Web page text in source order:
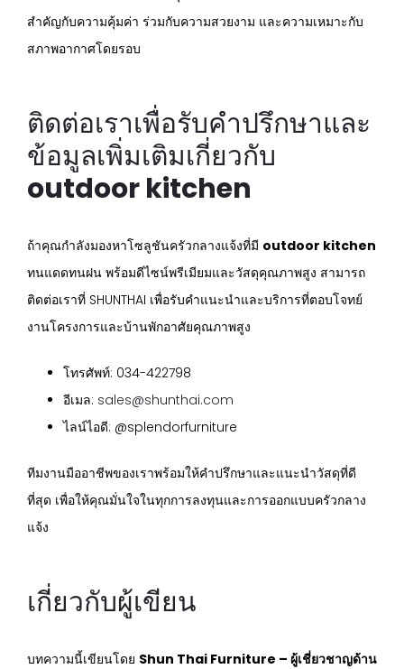
สำคัญกับความคุ้มค่า ร่วมกับความสวยงาม และความเหมาะกับ
สภาพอากาศโดยรอบ
ติดต่อเราเพื่อรับคำปรึกษาและ
ข้อมูลเพิ่มเติมเกี่ยวกับ
outdoor kitchen
ถ้าคุณกำลังมองหาโซลูชันครัวกลางแจ้งที่มี outdoor kitchen
ทนแดดทนฝน พร้อมดีไซน์พรีเมียมและวัสดุคุณภาพสูง สามารถ
ติดต่อเราที่ SHUNTHAI เพื่อรับคำแนะนำและบริการที่ตอบโจทย์
งานโครงการและบ้านพักอาศัยคุณภาพสูง
โทรศัพท์: 034-422798
อีเมล: sales@shunthai.com
ไลน์ไอดี: @splendorfurniture
ทีมงานมืออาชีพของเราพร้อมให้คำปรึกษาและแนะนำวัสดุที่ดี
ที่สุด เพื่อให้คุณมั่นใจในทุกการลงทุนและการออกแบบครัวกลาง
แจ้ง
เกี่ยวกับผู้เขียน
บทความนี้เขียนโดย Shun Thai Furniture – ผู้เชี่ยวชาญด้าน